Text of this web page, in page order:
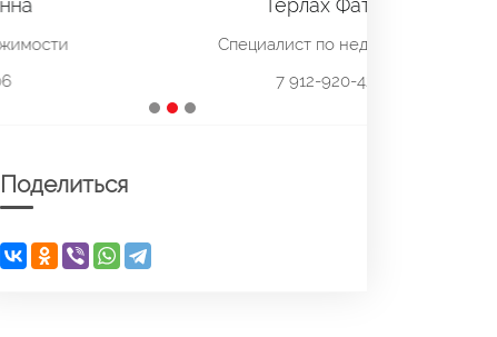
Специалист по недвижимости
Поделиться